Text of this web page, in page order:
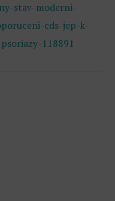
stav-moderni-
cds-jep-k-
118891